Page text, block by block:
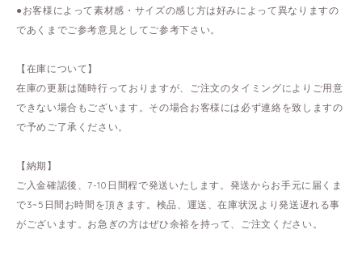
●お客様によって素材感・サイズの感じ方は好みによって異なりますの
であくまでご参考意見としてご参考下さい。
【在庫について】
在庫の更新は随時行っておりますが、ご注文のタイミングによりご用意
できない場合もございます。その場合お客様には必ず連絡を致しますの
で予めご了承ください。
【納期】
ご入金確認後、7-10日間程で発送いたします。発送からお手元に届くま
で3~5日間お時間を頂きます。検品、運送、在庫状況より発送遅れる事
がございます。お急ぎの方はぜひ余裕を持って、ご注文ください。